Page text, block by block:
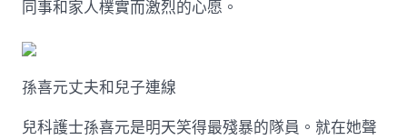
同事和家人樸實而激烈的心愿。
孫喜元丈夫和兒子連線
兒科護士孫喜元是明天笑得最殘暴的隊員。就在她聲